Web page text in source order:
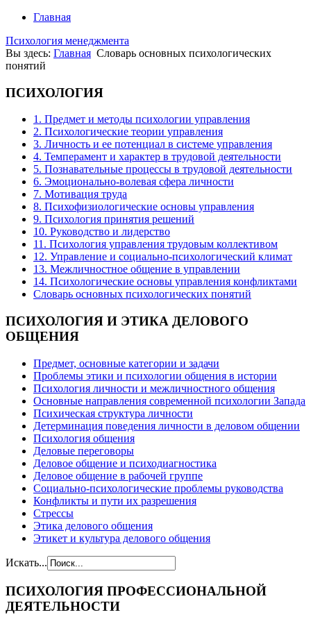
Главная
Психология менеджмента
Вы здесь: Главная Словарь основных психологических
понятий
ПСИХОЛОГИЯ
1. Предмет и методы психологии управления
2. Психологические теории управления
3. Личность и ее потенциал в системе управления
4. Темперамент и характер в трудовой деятельности
5. Познавательные процессы в трудовой деятельности
6. Эмоционально-волевая сфера личности
7. Мотивация труда
8. Психофизиологические основы управления
9. Психология принятия решений
10. Руководство и лидерство
11. Психология управления трудовым коллективом
12. Управление и социально-психологический климат
13. Межличностное общение в управлении
14. Психологические основы управления конфликтами
Словарь основных психологических понятий
ПСИХОЛОГИЯ И ЭТИКА ДЕЛОВОГО
ОБЩЕНИЯ
Предмет, основные категории и задачи
Проблемы этики и психологии общения в истории
Психология личности и межличностного общения
Основные направления современной психологии Запада
Психическая структура личности
Детерминация поведения личности в деловом общении
Психология общения
Деловые переговоры
Деловое общение и психодиагностика
Деловое общение в рабочей группе
Cоциально-психологические проблемы руководства
Конфликты и пути их разрешения
Стрессы
Этика делового общения
Этикет и культура делового общения
Искать...
ПСИХОЛОГИЯ ПРОФЕССИОНАЛЬНОЙ
ДЕЯТЕЛЬНОСТИ